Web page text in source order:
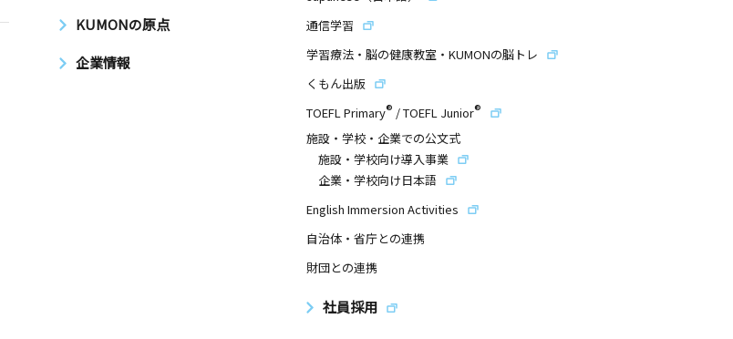
KUMONの原点
企業情報
通信学習
学習療法・脳の健康教室・KUMONの脳トレ
くもん出版
TOEFL Primary® /TOEFL Junior®
施設・学校・企業での公文式
施設・学校向け導入事業
企業・学校向け日本語
English Immersion Activities
自治体・省庁との連携
財団との連携
社員採用